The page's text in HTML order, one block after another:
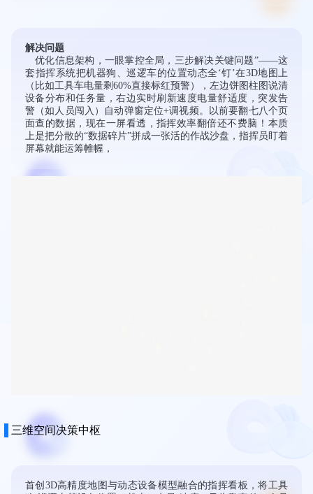
解决问题
优化信息架构，一眼掌控全局，三步解决关键问题”——这
套指挥系统把机器狗、巡逻车的位置动态全‘钉’在3D地图上
（比如工具车电量剩60%直接标红预警），左边饼图柱图说清
设备分布和任务量，右边实时刷新速度电量舒适度，突发告
警（如人员闯入）自动弹窗定位+调视频。以前要翻七八个页
面查的数据，现在一屏看透，指挥效率翻倍还不费脑！​​本质
上是把分散的“数据碎片”拼成一张活的作战沙盘，指挥员盯着
屏幕就能运筹帷幄，
三维空间决策中枢
首创3D高精度地图与动态设备模型融合的指挥看板，将工具